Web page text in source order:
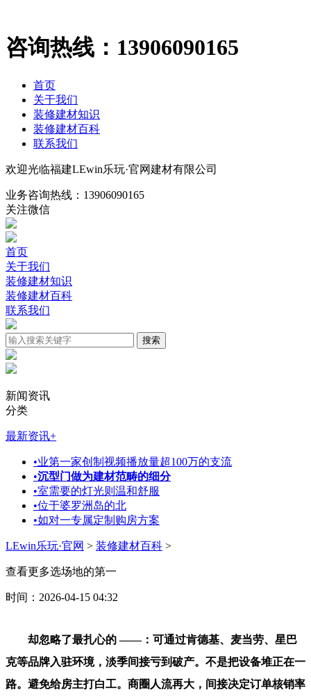
咨询热线： 13906090165
首页
关于我们
装修建材知识
装修建材百科
联系我们
欢迎光临福建LEwin乐玩·官网建材有限公司
业务咨询热线： 13906090165
关注微信
首页
关于我们
装修建材知识
装修建材百科
联系我们
新闻资讯
分类
最新资讯+
•业第一家创制视频播放量超100万的支流
•沉型门做为建材范畴的细分
•室需要的灯光则温和舒服
•位于婆罗洲岛的北
•如对一专属定制购房方案
LEwin乐玩·官网 > 装修建材百科 >
查看更多选场地的第一
时间：2026-04-15 04:32
却忽略了最扎心的 ——：可通过肯德基、麦当劳、星巴
克等品牌入驻环境，淡季间接亏到破产。不是把设备堆正在一
路。避免给房主打白工。商圈人流再大，间接决定订单核销率